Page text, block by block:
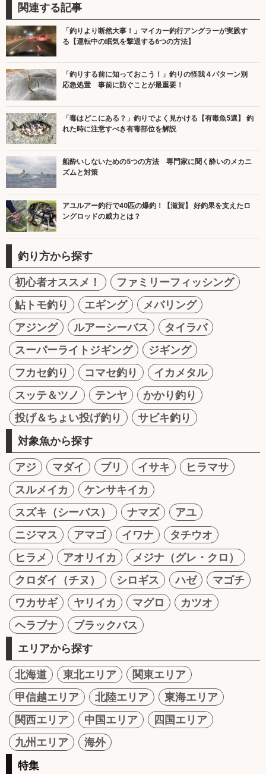
関連する記事
「釣りより断然大事！」マイカー釣行アングラーが実践す
る【運転中の眠気を撃退する6つの方法】
「釣りする前に知っておこう！」釣りの怪我４パターン別
応急処置 事前に防ぐことが最重要！
「毒はどこにある？」釣りでよく見かける【有毒魚5選】 釣
れた時に注意すべき有毒部位を解説
船酔いしないための5つの方法 専門家に聞く酔いのメカニ
ズムと対策
アユルアー釣行で40匹の爆釣！【滋賀】 好釣果を支えたロ
ングロッドの威力とは？
釣り方から探す
初心者オススメ！
ファミリーフィッシング
鮎トモ釣り
エギング
メバリング
アジング
ルアーシーバス
タイラバ
スーパーライトジギング
ジギング
フカセ釣り
コマセ釣り
イカメタル
スッテ＆ツノ
テンヤ
かかり釣り
投げ＆ちょい投げ釣り
サビキ釣り
対象魚から探す
アジ マダイ ブリ イサキ
ヒラマサ
スルメイカ
ケンサキイカ
スズキ（シーバス）
ナマズ
アユ
ニジマス
アマゴ イワナ
タチウオ
ヒラメ
アオリイカ
メジナ（グレ・クロ）
クロダイ（チヌ）
シロギス ハゼ
マゴチ
ワカサギ
ヤリイカ マグロ
カツオ
ヘラブナ
ブラックバス
エリアから探す
北海道 東北エリア
関東エリア
甲信越エリア
北陸エリア
東海エリア
関西エリア
中国エリア
四国エリア
九州エリア
海外
特集